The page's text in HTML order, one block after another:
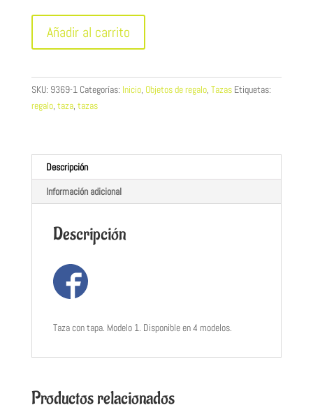
tapa.
1
cantidad
Añadir al carrito
SKU: 9369-1 Categorías: Inicio, Objetos de regalo, Tazas Etiquetas:
regalo, taza, tazas
Descripción
Información adicional
Descripción
Taza con tapa. Modelo 1. Disponible en 4 modelos.
Productos relacionados